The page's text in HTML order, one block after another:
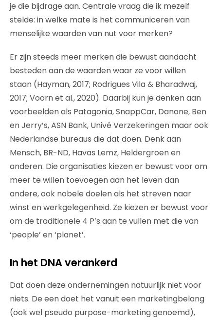
je die bijdrage aan. Centrale vraag die ik mezelf
stelde: in welke mate is het communiceren van
menselijke waarden van nut voor merken?
Er zijn steeds meer merken die bewust aandacht
besteden aan de waarden waar ze voor willen
staan (Hayman, 2017; Rodrigues Vila & Bharadwaj,
2017; Voorn et al., 2020). Daarbij kun je denken aan
voorbeelden als Patagonia, SnappCar, Danone, Ben
en Jerry’s, ASN Bank, Univé Verzekeringen maar ook
Nederlandse bureaus die dat doen. Denk aan
Mensch, BR-ND, Havas Lemz, Heldergroen en
anderen. Die organisaties kiezen er bewust voor om
meer te willen toevoegen aan het leven dan
andere, ook nobele doelen als het streven naar
winst en werkgelegenheid. Ze kiezen er bewust voor
om de traditionele 4 P’s aan te vullen met die van
‘people’ en ‘planet’.
In het DNA verankerd
Dat doen deze ondernemingen natuurlijk niet voor
niets. De een doet het vanuit een marketingbelang
(ook wel pseudo purpose-marketing genoemd),